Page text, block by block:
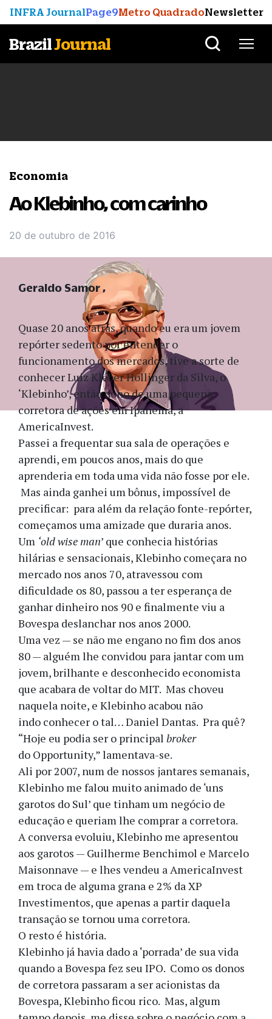
INFRA JournalPage9Metro QuadradoNewsletter
BrazilJournal
Economia
Ao Klebinho, com carinho
20 de outubro de 2016
Quase 20 anos atrás, quando eu era um jovem
repórter sedento por entender o
funcionamento dos mercados, tive a sorte de
conhecer Luiz Kléber Hollinger da Silva, o
‘Klebinho’, então dono de uma pequena
corretora de ações em Ipanema, a
AmericaInvest.
Passei a frequentar sua sala de operações e
aprendi, em poucos anos, mais do que
aprenderia em toda uma vida não fosse por ele.
Mas ainda ganhei um bônus, impossível de
precificar: para além da relação fonte-repórter,
começamos uma amizade que duraria anos.
Um ‘old wise man’ que conhecia histórias
hilárias e sensacionais, Klebinho começara no
mercado nos anos 70, atravessou com
dificuldade os 80, passou a ter esperança de
ganhar dinheiro nos 90 e finalmente viu a
Bovespa deslanchar nos anos 2000.
Uma vez — se não me engano no fim dos anos
80 — alguém lhe convidou para jantar com um
jovem, brilhante e desconhecido economista
que acabara de voltar do MIT. Mas choveu
naquela noite, e Klebinho acabou não
indo conhecer o tal… Daniel Dantas. Pra quê?
“Hoje eu podia ser o principal broker
do Opportunity,” lamentava-se.
Ali por 2007, num de nossos jantares semanais,
Klebinho me falou muito animado de ‘uns
garotos do Sul’ que tinham um negócio de
educação e queriam lhe comprar a corretora.
A conversa evoluiu, Klebinho me apresentou
aos garotos — Guilherme Benchimol e Marcelo
Maisonnave — e lhes vendeu a AmericaInvest
em troca de alguma grana e 2% da XP
Investimentos, que apenas a partir daquela
transação se tornou uma corretora.
O resto é história.
Klebinho já havia dado a ‘porrada’ de sua vida
quando a Bovespa fez seu IPO. Como os donos
de corretora passaram a ser acionistas da
Bovespa, Klebinho ficou rico. Mas, algum
Geraldo Samor